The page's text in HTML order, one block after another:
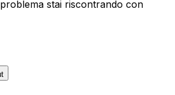
stai riscontrando con